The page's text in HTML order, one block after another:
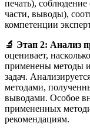
печать), соблюдение
части, выводы),
компетенции
🔬 Этап 2: Анализ
оценивает,
применены методы
задач.
методами,
выводами. Особое
примененных
рекомендациям.